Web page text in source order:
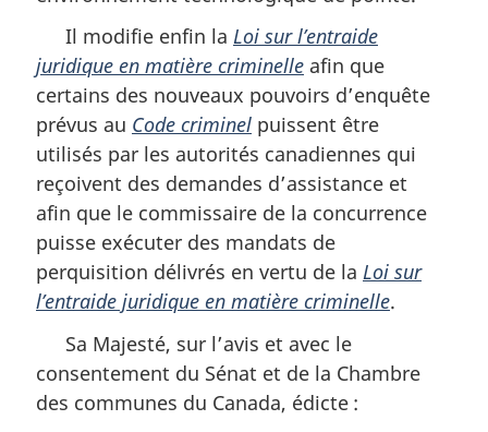
Il modifie enfin la Loi sur l’entraide
juridique en matière criminelle afin que
certains des nouveaux pouvoirs d’enquête
prévus au Code criminel puissent être
utilisés par les autorités canadiennes qui
reçoivent des demandes d’assistance et
afin que le commissaire de la concurrence
puisse exécuter des mandats de
perquisition délivrés en vertu de la Loi sur
l’entraide juridique en matière criminelle.
Sa Majesté, sur l’avis et avec le
consentement du Sénat et de la Chambre
des communes du Canada, édicte :